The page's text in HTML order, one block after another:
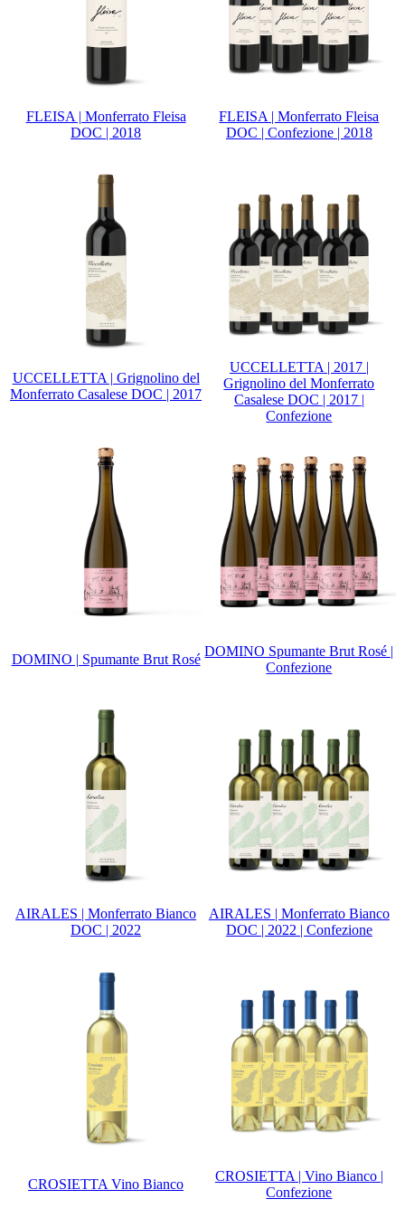
FLEISA | Monferrato Fleisa
DOC | 2018
FLEISA | Monferrato Fleisa
DOC | Confezione | 2018
UCCELLETTA | Grignolino del
Monferrato Casalese DOC | 2017
UCCELLETTA | 2017 |
Grignolino del Monferrato
Casalese DOC | 2017 |
Confezione
DOMINO | Spumante Brut Rosé
DOMINO Spumante Brut Rosé |
Confezione
AIRALES | Monferrato Bianco
DOC | 2022
AIRALES | Monferrato Bianco
DOC | 2022 | Confezione
CROSIETTA Vino Bianco
CROSIETTA | Vino Bianco |
Confezione